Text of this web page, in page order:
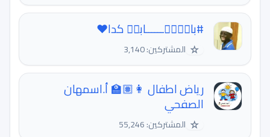
#بالۛجۚــــــابسۜ كدا❤️
☆ المشتركين: 3,140
رياض اطفال 👩🏽‍🏫 أ.اسمهان
الصفحي
☆ المشتركين: 55,246